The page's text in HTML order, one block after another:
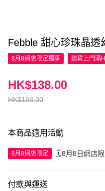
Febble 甜心珍珠晶
8月8網店限定獨享 送貨上門滿
HK$188.00
HK$138.00
本商品適用活動
8月8網店限定 🗓️8月8日網店
付款與運送